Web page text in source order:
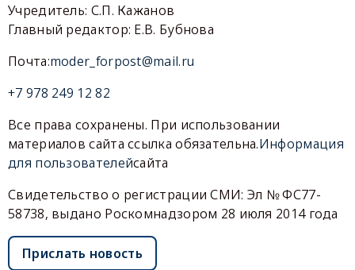
Учредитель: С.П. Кажанов
Главный редактор: Е.В. Бубнова
Почта:moder_forpost@mail.ru
+7 978 249 12 82
Все права сохранены. При использовании
материалов сайта ссылка обязательна.Информация
для пользователейсайта
Свидетельство о регистрации СМИ: Эл № ФС77-
58738, выдано Роскомнадзором 28 июля 2014 года
Прислать новость